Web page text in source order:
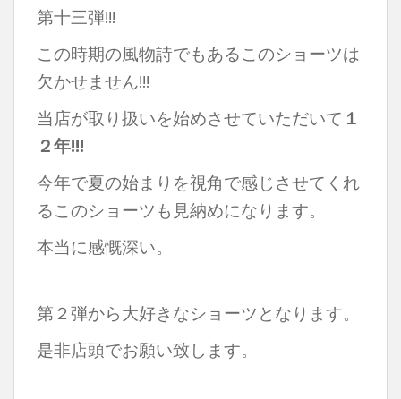
第十三弾!!!
この時期の風物詩でもあるこのショーツは
欠かせません!!!
当店が取り扱いを始めさせていただいて １
２年!!!
今年で夏の始まりを視角で感じさせてくれ
るこのショーツも見納めになります。
本当に感慨深い。
第２弾から大好きなショーツとなります。
是非店頭でお願い致します。